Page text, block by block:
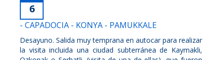
6
- CAPADOCIA - KONYA - PAMUKKALE
Desayuno. Salida muy temprana en autocar para realizar
la visita incluida una ciudad subterránea de Kaymakli,